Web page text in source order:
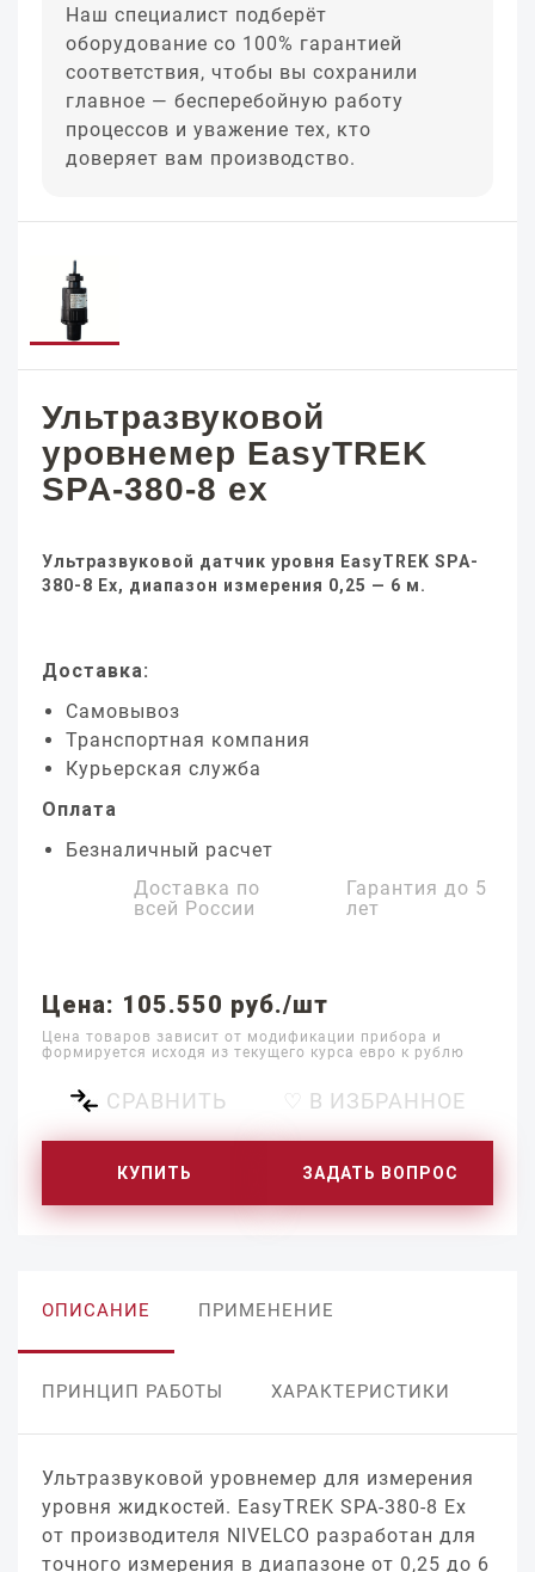
Наш специалист подберёт
оборудование со 100% гарантией
соответствия, чтобы вы сохранили
главное — бесперебойную работу
процессов и уважение тех, кто
доверяет вам производство.
Ультразвуковой
уровнемер EasyTREK
SPA-380-8 ех
Ультразвуковой датчик уровня EasyTREK SPA-
380-8 Ex, диапазон измерения 0,25 — 6 м.
Доставка:
Самовывоз
Транспортная компания
Курьерская служба
Оплата
Безналичный расчет
Доставка по
всей России
Гарантия до 5
лет
Цена: 105.550 руб./шт
Цена товаров зависит от модификации прибора и
формируется исходя из текущего курса евро к рублю
СРАВНИТЬ ♡ В ИЗБРАННОЕ
КУПИТЬ ЗАДАТЬ ВОПРОС
ОПИСАНИЕ ПРИМЕНЕНИЕ
ПРИНЦИП РАБОТЫ ХАРАКТЕРИСТИКИ
Ультразвуковой уровнемер для измерения
уровня жидкостей. EasyTREK SPA-380-8 Ex
от производителя NIVELCO разработан для
точного измерения в диапазоне от 0,25 до 6